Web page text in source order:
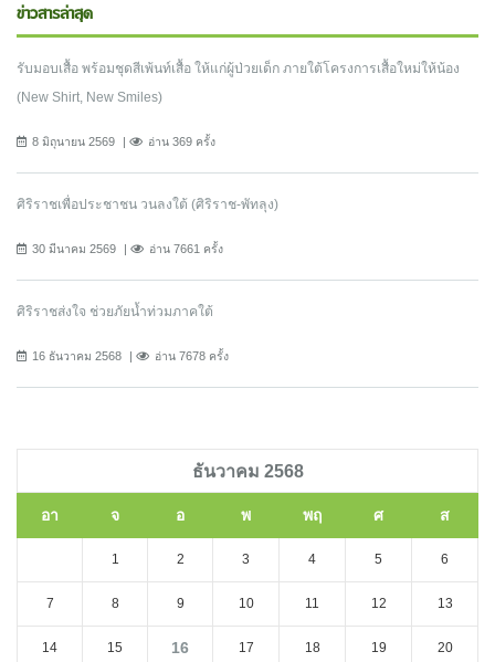
ข่าวสารล่าสุด
รับมอบเสื้อ พร้อมชุดสีเพ้นท์เสื้อ ให้แก่ผู้ป่วยเด็ก ภายใต้โครงการเสื้อใหม่ให้น้อง
(New Shirt, New Smiles)
8 มิถุนายน 2569 อ่าน 369 ครั้ง
ศิริราชเพื่อประชาชน วนลงใต้ (ศิริราช-พัทลุง)
30 มีนาคม 2569 อ่าน 7661 ครั้ง
ศิริราชส่งใจ ช่วยภัยน้ำท่วมภาคใต้
16 ธันวาคม 2568 อ่าน 7678 ครั้ง
ธันวาคม 2568
อา จ อ พ พฤ ศ ส
1 2 3 4 5 6
7 8 9 10 11 12 13
14 15 16 17 18 19 20